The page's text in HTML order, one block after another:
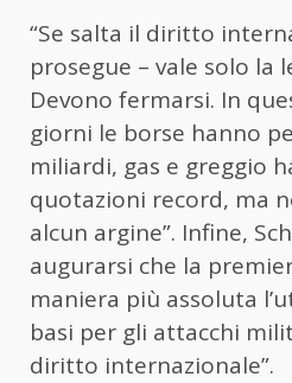
“Se salta il diritto
prosegue – vale solo la
Devono fermarsi. In
giorni le borse hanno
miliardi, gas e greggio
quotazioni record, ma
alcun argine”. Infine,
augurarsi che la
maniera più assoluta
basi per gli attacchi
diritto internazionale”.